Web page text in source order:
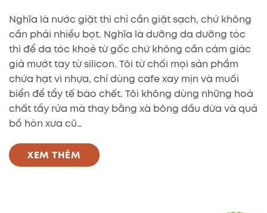
Nghĩa là nước giặt thì chỉ cần giặt sạch, chứ không
cần phải nhiều bọt. Nghĩa là dưỡng da dưỡng tóc
thì để da tóc khoẻ từ gốc chứ không cần cảm giác
giả mướt tay từ silicon. Tôi từ chối mọi sản phẩm
chứa hạt vi nhựa, chỉ dùng cafe xay mịn và muối
biển để tẩy tế bào chết. Tôi không dùng những hoá
chất tẩy rửa mà thay bằng xà bông dầu dừa và quả
bồ hòn xưa cũ…
XEM THÊM